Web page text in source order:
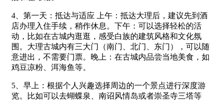
4、第一天：抵达与适应 上午：抵达大理后，建议先到酒
店办理入住手续，稍作休息。下午：可以选择轻松的活
动，比如在古城内逛逛，感受白族的建筑风格和文化氛
围。大理古城内有三大门（南门、北门、东门），可以随
意进出，不需要门票。晚上：在古城内品尝当地美食，如
鸡豆凉粉、洱海鱼等。
5、早上：根据个人兴趣选择周边的一个景点进行深度游
览。比如可以去蝴蝶泉、南诏风情岛或者崇圣寺三塔等